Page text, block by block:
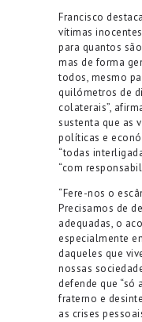
Francisco
vítimas
para quantos
mas de forma
todos, mesmo
quilómetros de
colaterais”,
sustenta que as
políticas e
“todas
“com
“Fere-nos o
Precisamos de
adequadas, o
especialmente
daqueles que
nossas
defende que “só
fraterno e
as crises